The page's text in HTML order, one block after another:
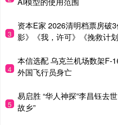
3
资本E家 2026清明档票房破
影》《我，许可》《挽救计
4
本信选配 乌克兰机场数架F-
外国飞行员身亡
5
易启胜 “华人神探”李昌钰去
故乡”